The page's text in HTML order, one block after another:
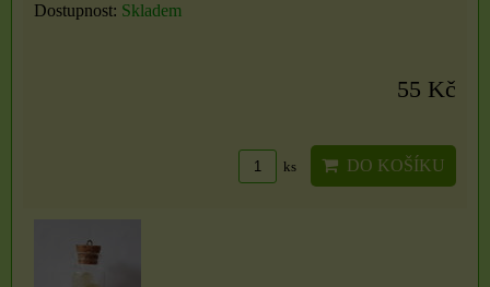
Dostupnost: Skladem
55 Kč
ks DO KOŠÍKU